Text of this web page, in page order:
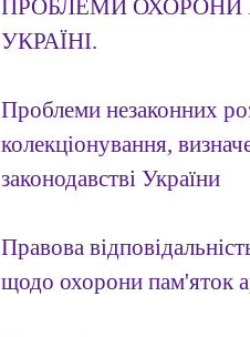
ПРОБЛЕМИ ОХОРОНИ
УКРАЇНІ.
Проблеми незаконних
колекціонування,
законодавстві України
Правова
щодо охорони пам'яток